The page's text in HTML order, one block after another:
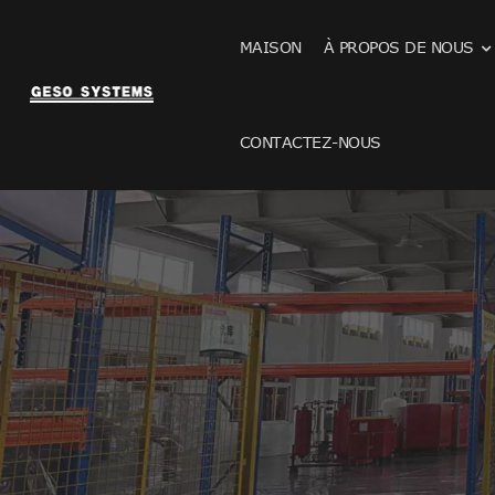
MAISON À PROPOS DE NOUS
CONTACTEZ-NOUS